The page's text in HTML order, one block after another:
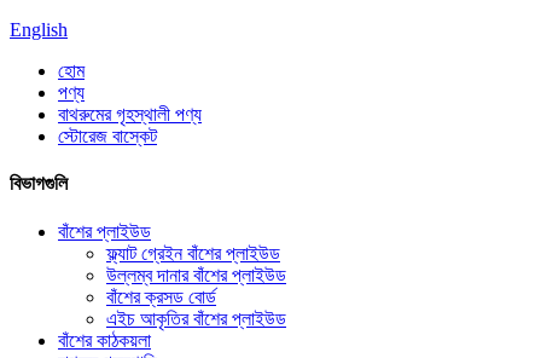
English
হোম
পণ্য
বাথরুমের গৃহস্থালী পণ্য
স্টোরেজ বাস্কেট
বিভাগগুলি
বাঁশের প্লাইউড
ফ্ল্যাট গ্রেইন বাঁশের প্লাইউড
উল্লম্ব দানার বাঁশের প্লাইউড
বাঁশের ক্রসড বোর্ড
এইচ আকৃতির বাঁশের প্লাইউড
বাঁশের কাঠকয়লা